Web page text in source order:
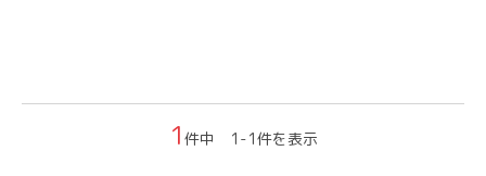
1 件中 1-1件を表示